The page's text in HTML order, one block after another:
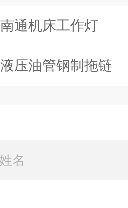
南通机床工作灯
液压油管钢制拖链